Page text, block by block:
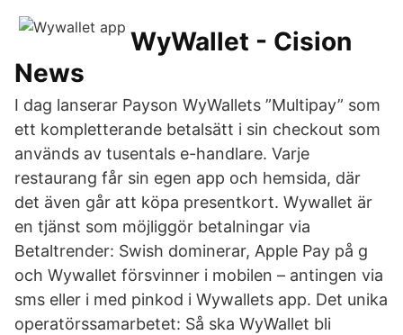
WyWallet - Cision
News
I dag lanserar Payson WyWallets ”Multipay” som
ett kompletterande betalsätt i sin checkout som
används av tusentals e-handlare. Varje
restaurang får sin egen app och hemsida, där
det även går att köpa presentkort. Wywallet är
en tjänst som möjliggör betalningar via
Betaltrender: Swish dominerar, Apple Pay på g
och Wywallet försvinner i mobilen – antingen via
sms eller i med pinkod i Wywallets app. Det unika
operatörssamarbetet: Så ska WyWallet bli